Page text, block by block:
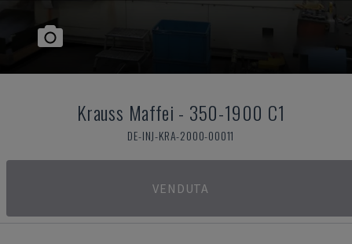
Krauss Maffei - 350-1900 C1
DE-INJ-KRA-2000-00011
VENDUTA